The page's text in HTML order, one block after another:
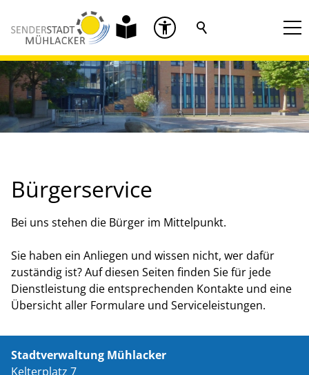
Bürgerservice
Bei uns stehen die Bürger im Mittelpunkt.
Sie haben ein Anliegen und wissen nicht, wer dafür
zuständig ist? Auf diesen Seiten finden Sie für jede
Dienstleistung die entsprechenden Kontakte und eine
Übersicht aller Formulare und Serviceleistungen.
Stadtverwaltung Mühlacker
Kelterplatz 7